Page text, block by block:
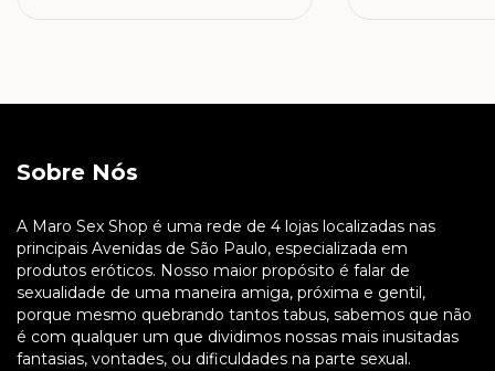
Sobre Nós
A Maro Sex Shop é uma rede de 4 lojas localizadas nas
principais Avenidas de São Paulo, especializada em
produtos eróticos. Nosso maior propósito é falar de
sexualidade de uma maneira amiga, próxima e gentil,
porque mesmo quebrando tantos tabus, sabemos que não
é com qualquer um que dividimos nossas mais inusitadas
fantasias, vontades, ou dificuldades na parte sexual.